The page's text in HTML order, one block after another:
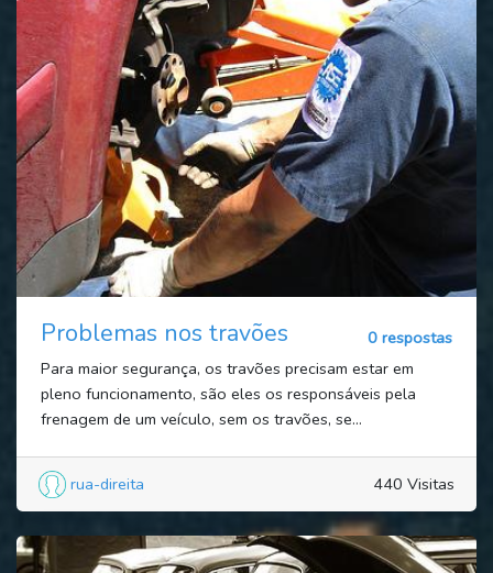
Problemas nos travões
0 respostas
Para maior segurança, os travões precisam estar em
pleno funcionamento, são eles os responsáveis pela
frenagem de um veículo, sem os travões, se...
rua-direita 440 Visitas